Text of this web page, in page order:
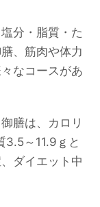
分・脂質・た
、筋肉や体力
なコースがあ
膳は、カロリ
～11.9ｇと
ダイエット中